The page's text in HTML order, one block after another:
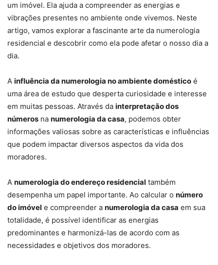
um imóvel. Ela ajuda a compreender as energias e
vibrações presentes no ambiente onde vivemos. Neste
artigo, vamos explorar a fascinante arte da numerologia
residencial e descobrir como ela pode afetar o nosso dia a
dia.
A influência da numerologia no ambiente doméstico é
uma área de estudo que desperta curiosidade e interesse
em muitas pessoas. Através da interpretação dos
números na numerologia da casa, podemos obter
informações valiosas sobre as características e influências
que podem impactar diversos aspectos da vida dos
moradores.
A numerologia do endereço residencial também
desempenha um papel importante. Ao calcular o número
do imóvel e compreender a numerologia da casa em sua
totalidade, é possível identificar as energias
predominantes e harmonizá-las de acordo com as
necessidades e objetivos dos moradores.